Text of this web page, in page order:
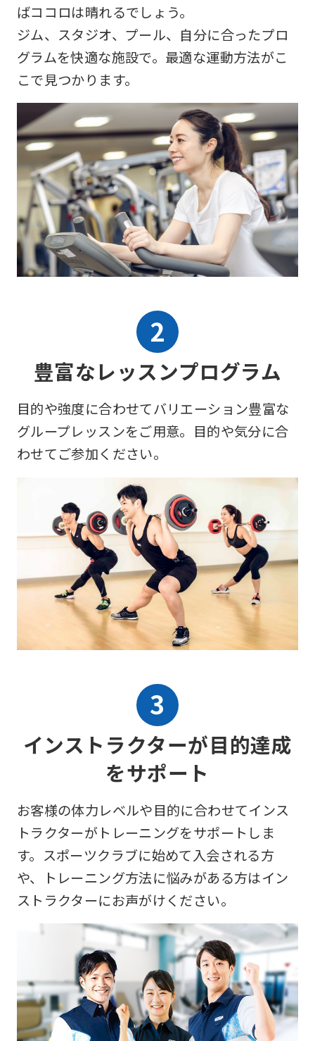
ばココロは晴れるでしょう。
ジム、スタジオ、プール、自分に合ったプロ
グラムを快適な施設で。最適な運動方法がこ
こで見つかります。
豊富なレッスンプログラム
目的や強度に合わせてバリエーション豊富な
グループレッスンをご用意。目的や気分に合
わせてご参加ください。
インストラクターが目的達成
をサポート
お客様の体力レベルや目的に合わせてインス
トラクターがトレーニングをサポートしま
す。スポーツクラブに始めて入会される方
や、トレーニング方法に悩みがある方はイン
ストラクターにお声がけください。